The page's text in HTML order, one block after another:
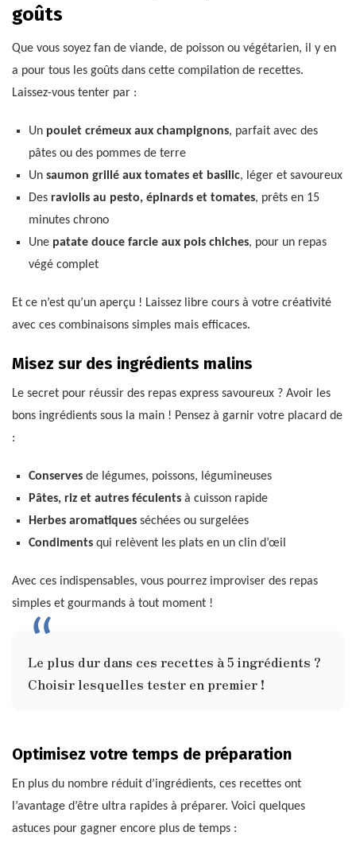
goûts
Que vous soyez fan de viande, de poisson ou végétarien, il y en
a pour tous les goûts dans cette compilation de recettes.
Laissez-vous tenter par :
Un poulet crémeux aux champignons, parfait avec des
pâtes ou des pommes de terre
Un saumon grillé aux tomates et basilic, léger et savoureux
Des raviolis au pesto, épinards et tomates, prêts en 15
minutes chrono
Une patate douce farcie aux pois chiches, pour un repas
végé complet
Et ce n’est qu’un aperçu ! Laissez libre cours à votre créativité
avec ces combinaisons simples mais efficaces.
Misez sur des ingrédients malins
Le secret pour réussir des repas express savoureux ? Avoir les
bons ingrédients sous la main ! Pensez à garnir votre placard de
:
Conservesde légumes, poissons, légumineuses
Pâtes, riz et autres féculentsà cuisson rapide
Herbes aromatiquesséchées ou surgelées
Condimentsqui relèvent les plats en un clin d’œil
Avec ces indispensables, vous pourrez improviser des repas
simples et gourmands à tout moment !
Le plus dur dans ces recettes à 5 ingrédients ?
Choisir lesquelles tester en premier !
Optimisez votre temps de préparation
En plus du nombre réduit d’ingrédients, ces recettes ont
l’avantage d’être ultra rapides à préparer. Voici quelques
astuces pour gagner encore plus de temps :